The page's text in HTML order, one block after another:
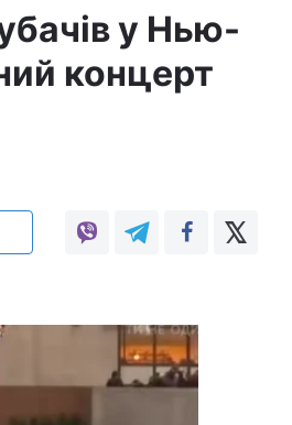
у Нью-
концерт